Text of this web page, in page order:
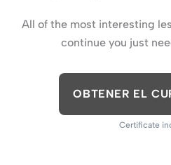
All of the most interesting
continue you just
OBTENER EL
Certificate